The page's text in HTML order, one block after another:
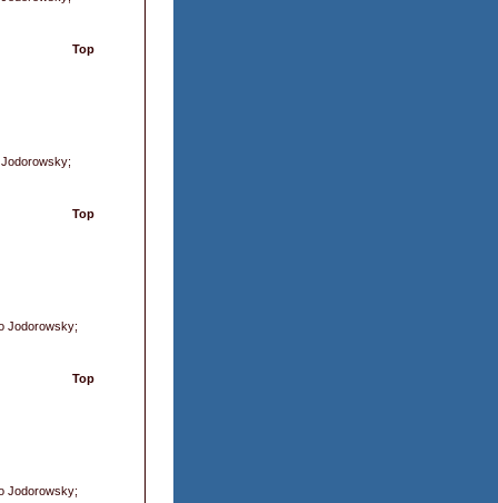
Top
Top
Jodorowsky;
Top
Jodorowsky;